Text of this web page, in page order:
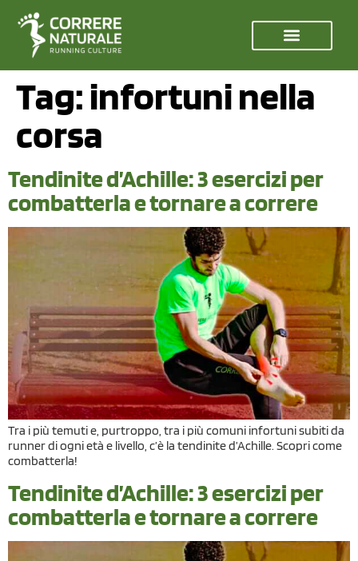
Tag:infortuni nella
corsa
Tendinite d’Achille: 3 esercizi per
combatterla e tornare a correre
Tra i più temuti e, purtroppo, tra i più comuni infortuni subiti da
runner di ogni età e livello, c’è la tendinite d’Achille. Scopri come
combatterla!
Tendinite d’Achille: 3 esercizi per
combatterla e tornare a correre